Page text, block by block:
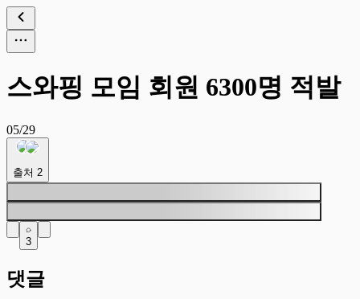
스와핑 모임 회원 6300명 적발
05/29
출처 2
3
댓글